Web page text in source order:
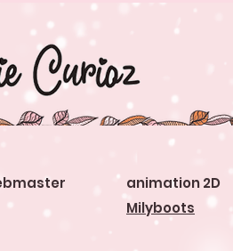
animation 2D
Milyboots